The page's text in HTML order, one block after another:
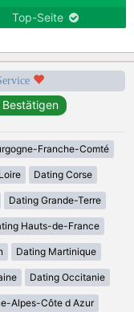
Top-Seite
Franche-Comté
Dating Corse
Dating Grande-Terre
Hauts-de-France
Dating Martinique
Dating Occitanie
Alpes-Côte d Azur